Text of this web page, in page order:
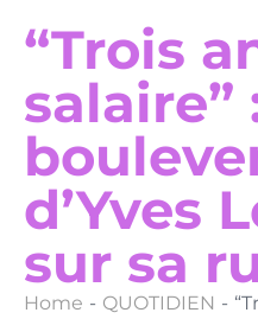
“Trois
salaire”
d’Yves
sur sa
Home - QUOTIDIEN -